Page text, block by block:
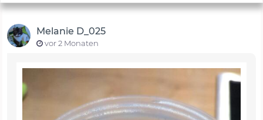
Melanie D_025
vor 2 Monaten